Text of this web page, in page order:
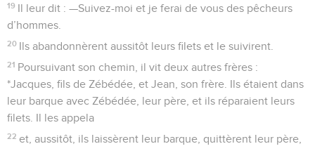
cieux et guérissait ceux qu’il rencontrait de toutes leurs
maladies et de toutes leurs infirmités.
Bientôt, on entendit parler de lui dans toute la *Syrie. On
lui amena tous ceux qui étaient atteints de diverses maladies
et souffraient de divers maux : ceux qui étaient sous
l’emprise de démons ainsi que des épileptiques et des
paralysés, et il les guérit tous.
25 Des foules nombreuses se mirent à le suivre ; elles étaient